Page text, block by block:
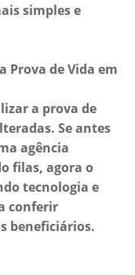
simples e
Prova de Vida em
a prova de
Se antes
agência
filas, agora o
tecnologia e
conferir
beneficiários.